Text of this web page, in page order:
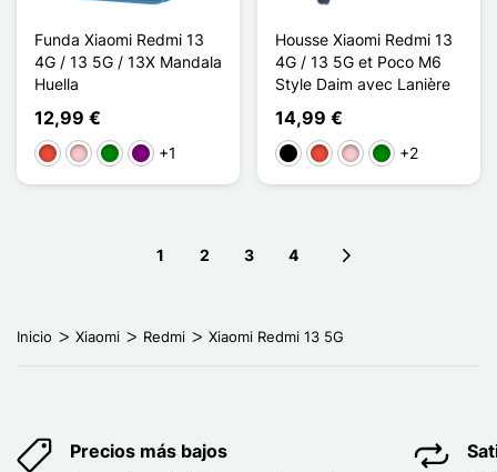
Funda Xiaomi Redmi 13
4G / 13 5G / 13X Mandala
Huella
12,99 €
RojoRosaVerdePúrpura
+1
Housse Xiaomi Redmi 13
4G / 13 5G et Poco M6
Style Daim avec Lanière
14,99 €
NegroRojoRosaVerde
+2
1 2 3 4
Inicio Xiaomi Redmi Xiaomi Redmi 13 5G
Precios más bajos